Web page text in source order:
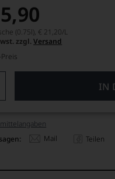
(0.75l), € 21,20/L
zzgl.Versand
IN
Mail Teilen